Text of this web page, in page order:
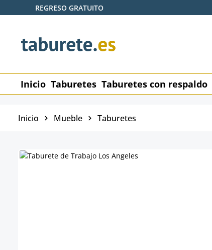
al contenido principal
Saltar a la búsqueda
Saltar a la navegación principal
REGRESO GRATUITO
Inicio Taburetes Taburetes con respaldo
Inicio Mueble Taburetes